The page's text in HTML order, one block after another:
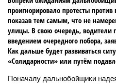
проигнорировало протесты
показав тем самым, что не
улицы. В свою очередь, водители
введением очередного побора,
Как дальше будет развиваться
«Солидарности» или путём
Поначалу дальнобойщики